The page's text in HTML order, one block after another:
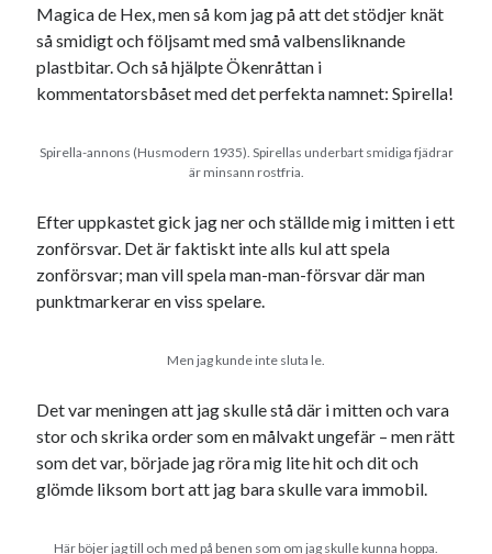
Magica de Hex, men så kom jag på att det stödjer knät
så smidigt och följsamt med små valbensliknande
plastbitar. Och så hjälpte Ökenråttan i
kommentatorsbåset med det perfekta namnet: Spirella!
Spirella-annons (Husmodern 1935). Spirellas underbart smidiga fjädrar
är minsann rostfria.
Efter uppkastet gick jag ner och ställde mig i mitten i ett
zonförsvar. Det är faktiskt inte alls kul att spela
zonförsvar; man vill spela man-man-försvar där man
punktmarkerar en viss spelare.
Men jag kunde inte sluta le.
Det var meningen att jag skulle stå där i mitten och vara
stor och skrika order som en målvakt ungefär – men rätt
som det var, började jag röra mig lite hit och dit och
glömde liksom bort att jag bara skulle vara immobil.
Här böjer jag till och med på benen som om jag skulle kunna hoppa.